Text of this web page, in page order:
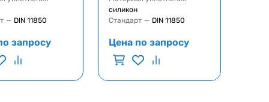
— DIN 11850
запросу
силикон
Стандарт — DIN 11850
Цена по запросу